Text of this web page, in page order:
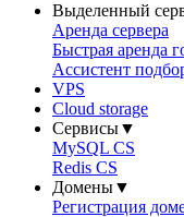
Выделенный
Аренда сервера
Быстрая аренда
Ассистент
VPS
Cloud storage
Сервисы▼
MySQL CS
Redis CS
Домены▼
Регистрация